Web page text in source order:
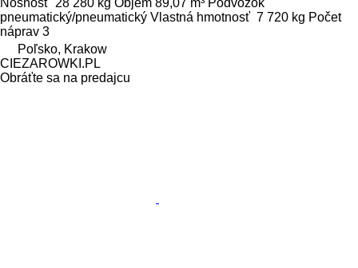
pneumatický/pneumatický Vlastná hmotnosť 7 720 kg Počet
náprav 3
Poľsko, Krakow
CIEZAROWKI.PL
Obráťte sa na predajcu